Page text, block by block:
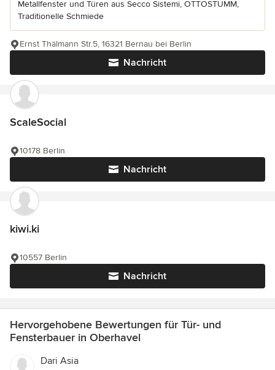
Metallfenster und Türen aus Secco Sistemi, OTTOSTUMM,
Traditionelle Schmiede
Nachricht
Ernst Thälmann Str.5, 16321 Bernau bei Berlin
ScaleSocial
Nachricht
10178 Berlin
kiwi.ki
Nachricht
10557 Berlin
Hervorgehobene Bewertungen für Tür- und
Fensterbauer in Oberhavel
Dari Asia